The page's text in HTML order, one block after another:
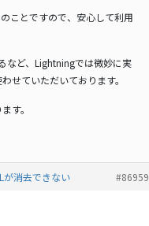
ことですので、安心して利用
など、Lightningでは微妙に実
せていただいております。
す。
が消去できない #86959